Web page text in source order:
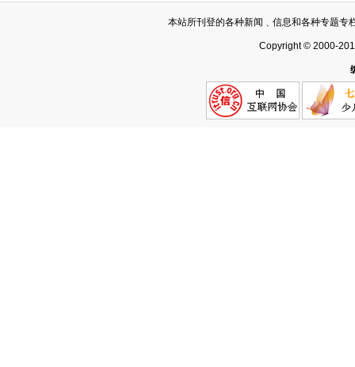
本站所刊登的各种新闻﹑信息和各种专题专
Copyright © 2000-